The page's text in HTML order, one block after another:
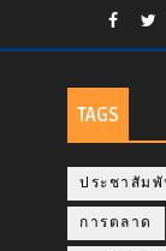
TAGS
ประชาสัม
การตลาด